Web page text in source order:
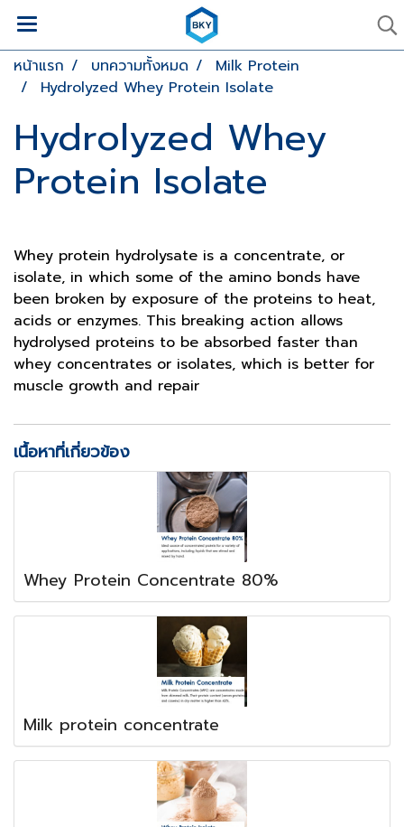
หน้าแรก บทความทั้งหมด
Milk Protein
Hydrolyzed Whey Protein Isolate
Hydrolyzed Whey
Protein Isolate
Whey protein hydrolysate is a concentrate, or
isolate, in which some of the amino bonds have
been broken by exposure of the proteins to heat,
acids or enzymes. This breaking action allows
hydrolysed proteins to be absorbed faster than
whey concentrates or isolates, which is better for
muscle growth and repair
เนื้อหาที่เกี่ยวข้อง
Whey Protein Concentrate 80%
Milk protein concentrate